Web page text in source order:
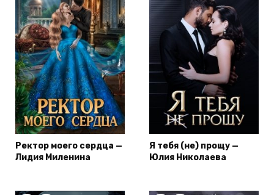
Ректор моего сердца —
Лидия Миленина
Я тебя (не) прощу —
Юлия Николаева